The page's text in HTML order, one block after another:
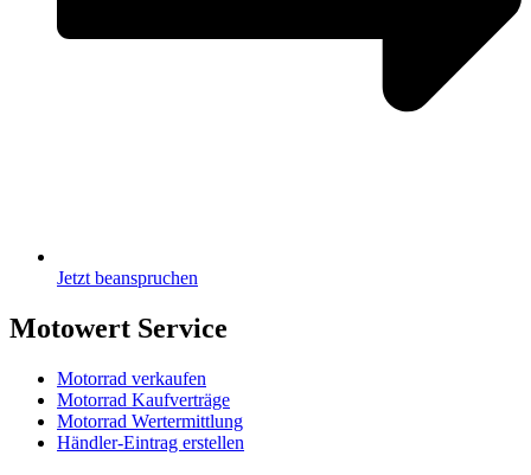
Jetzt beanspruchen
Motowert Service
Motorrad verkaufen
Motorrad Kaufverträge
Motorrad Wertermittlung
Händler-Eintrag erstellen